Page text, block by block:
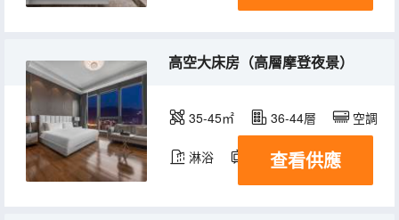
高空大床房（高層摩登夜景）
35-45㎡ 36-44層 空調
淋浴 電視機 冰箱
查看供應